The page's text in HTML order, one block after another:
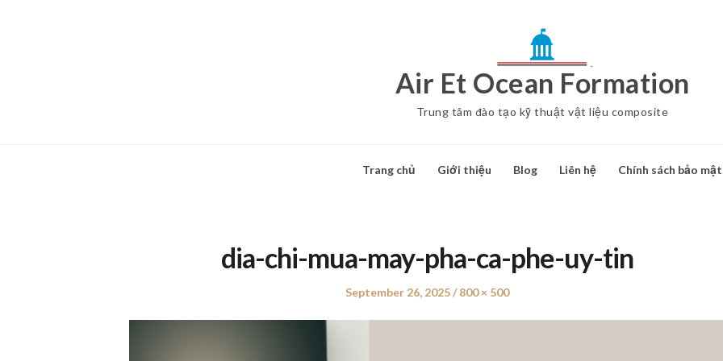
Air Et Ocean Formation
Trung tâm đào tạo kỹ thuật vật liệu composite
Trang chủ Giới thiệu Blog Liên hệ Chính sách bảo mật
dia-chi-mua-may-pha-ca-phe-uy-tin
Posted
September 26, 2025
Full
800 × 500